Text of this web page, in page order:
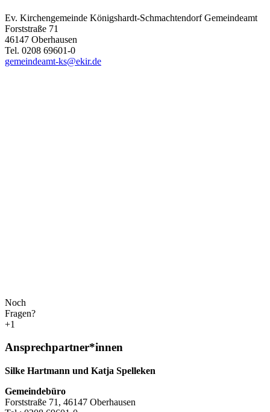
Ev. Kirchengemeinde Königshardt-Schmachtendorf Gemeindeamt
Forststraße 71
46147 Oberhausen
Tel. 0208 69601-0
gemeindeamt-ks@ekir.de
Noch
Fragen?
+1
Ansprechpartner*innen
Silke Hartmann und Katja Spelleken
Gemeindebüro
Forststraße 71, 46147 Oberhausen